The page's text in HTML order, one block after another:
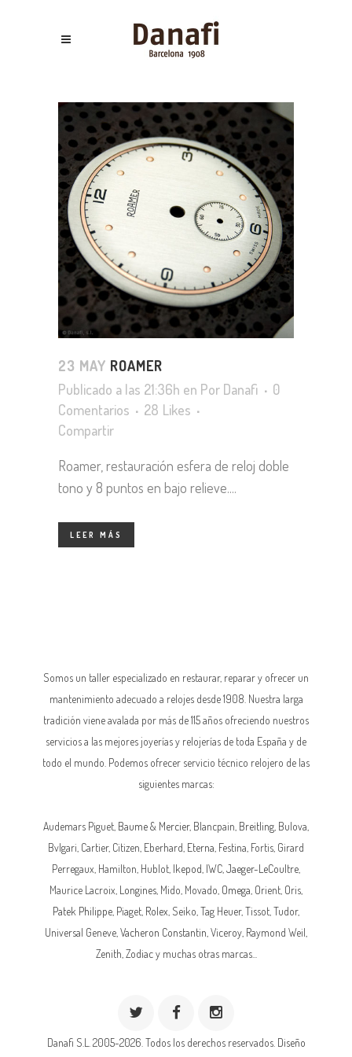
23 MAY ROAMER
Publicado a las 21:36h en Por Danafi
0
Comentarios
28 Likes
Compartir
Roamer, restauración esfera de reloj doble
tono y 8 puntos en bajo relieve....
LEER MÁS
Somos un taller especializado en restaurar, reparar y ofrecer un
mantenimiento adecuado a relojes desde 1908. Nuestra larga
tradición viene avalada por más de 115 años ofreciendo nuestros
servicios a las mejores joyerías y relojerías de toda España y de
todo el mundo. Podemos ofrecer servicio técnico relojero de las
siguientes marcas:
Audemars Piguet, Baume & Mercier, Blancpain, Breitling , Bulova,
Bvlgari, Cartier, Citizen, Eberhard, Eterna , Festina, Fortis, Girard
Perregaux, Hamilton, Hublot, Ikepod IWC Jaeger-LeCoultre
Maurice Lacroix, Longines , Mido, Movado, Omega , Orient, Oris,
Patek Philippe , Piaget, Rolex , Seiko, Tag Heuer, Tissot, Tudor,
Universal Geneve, Vacheron Constantin , Viceroy, Raymond Weil,
Zenith, Zodiac y muchas otras marcas...
Danafi S.L. 2005-2026. Todos los derechos reservados. Diseño